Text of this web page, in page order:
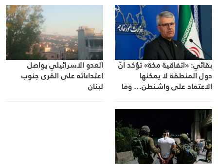
بقائي: «اتفاقية مكة» تؤكد أنّ
دول المنطقة لا يمكنها
الاعتماد على واشنطن… وما
بالعبور من المضيق
العدو الاسرائيلي يواصل
اعتداءاته على القرى جنوب
لبنان